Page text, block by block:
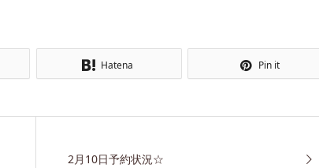
Hatena Pin it
2月10日予約状況☆